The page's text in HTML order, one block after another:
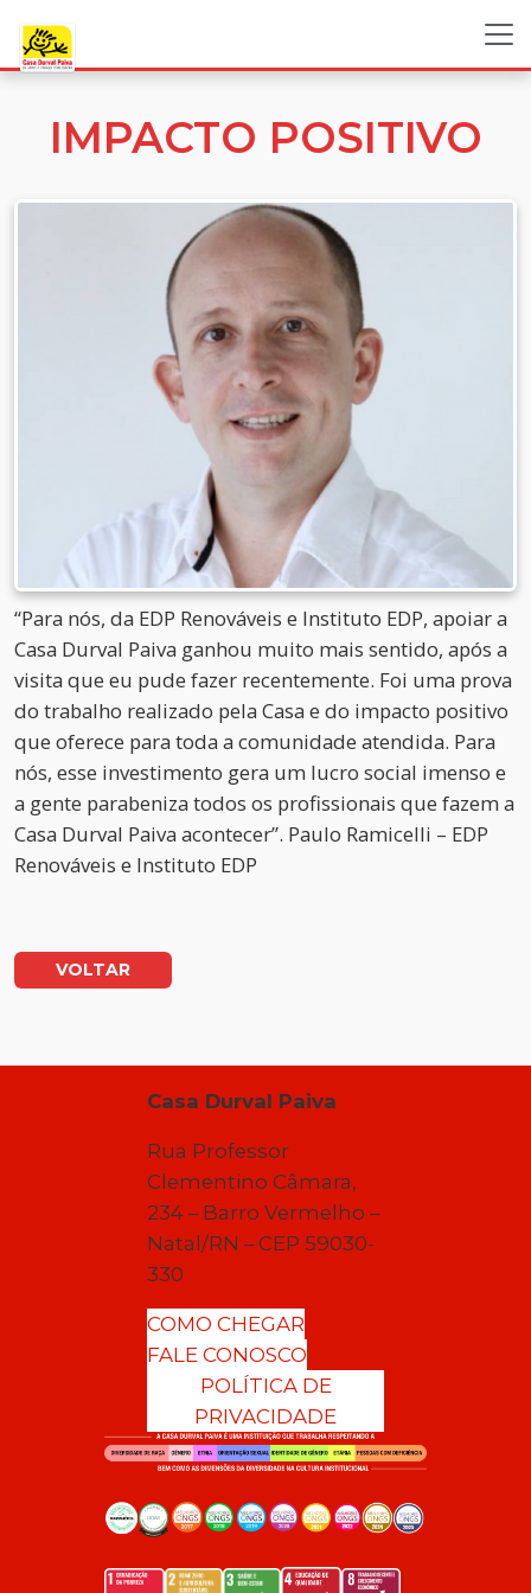
IMPACTO POSITIVO
“Para nós, da EDP Renováveis e Instituto EDP, apoiar a
Casa Durval Paiva ganhou muito mais sentido, após a
visita que eu pude fazer recentemente. Foi uma prova
do trabalho realizado pela Casa e do impacto positivo
que oferece para toda a comunidade atendida. Para
nós, esse investimento gera um lucro social imenso e
a gente parabeniza todos os profissionais que fazem a
Casa Durval Paiva acontecer”. Paulo Ramicelli – EDP
Renováveis e Instituto EDP
VOLTAR
Casa Durval Paiva
Rua Professor
Clementino Câmara,
234 – Barro Vermelho –
Natal/RN – CEP 59030-
330
COMO CHEGAR
FALE CONOSCO
POLÍTICA DE
PRIVACIDADE